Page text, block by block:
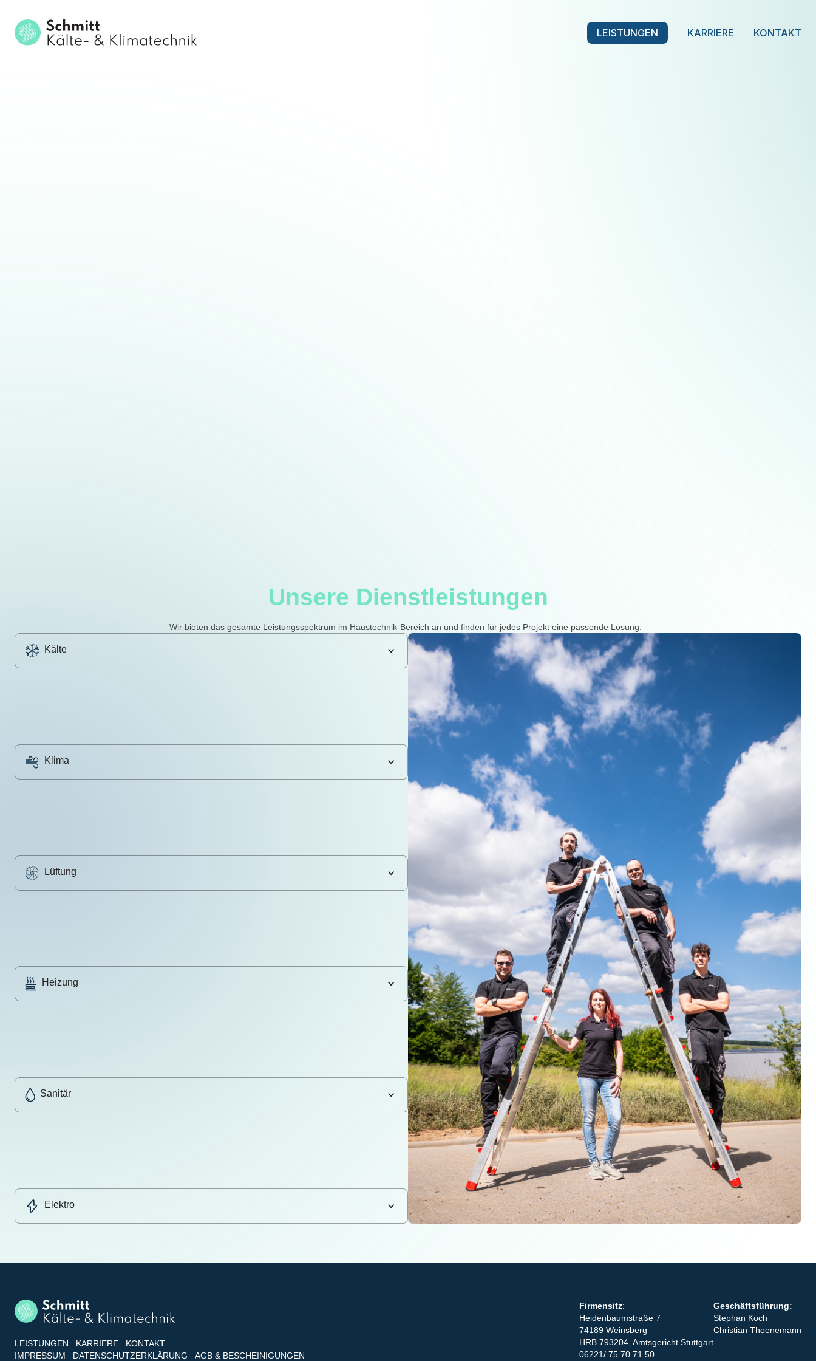
LEISTUNGEN KARRIERE KONTAKT
Unsere Dienstleistungen
Wir bieten das gesamte Leistungsspektrum im Haustechnik-Bereich an und finden für jedes Projekt eine passende Lösung.
Kälte
Klima
Lüftung
Heizung
Sanitär
Elektro
LEISTUNGEN KARRIERE
KONTAKT
IMPRESSUM
DATENSCHUTZERKLÄRUNG AGB & BESCHEINIGUNGEN
Firmensitz:
Heidenbaumstraße 7
74189 Weinsberg
HRB 793204, Amtsgericht Stuttgart
06221/ 75 70 71 50
Geschäftsführung:
Stephan Koch
Christian Thoenemann